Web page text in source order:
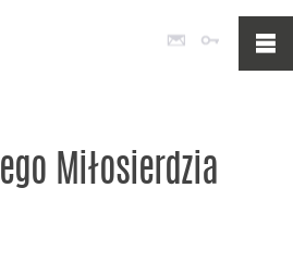
Poczta
Miłosierdzia